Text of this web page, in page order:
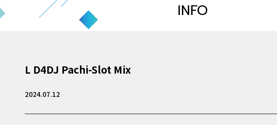
INFO
L D4DJ Pachi-Slot Mix
2024.07.12